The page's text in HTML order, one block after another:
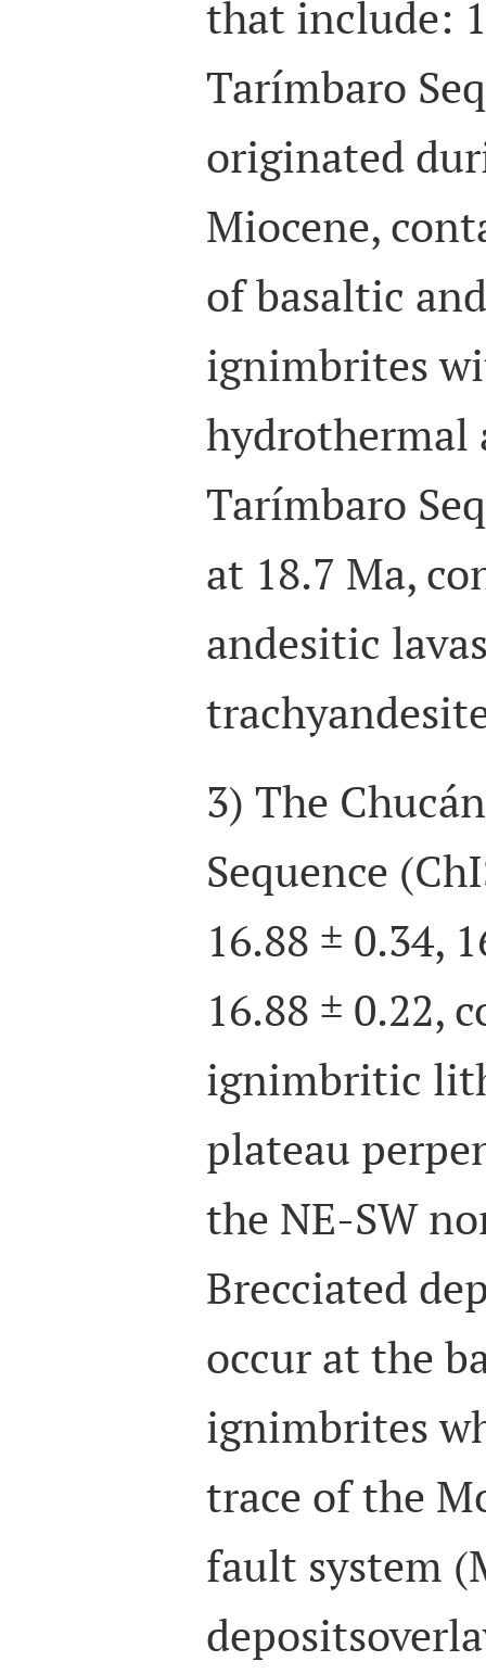
that include:
Tarímbaro
originated
Miocene,
of basaltic
ignimbrites
hydrothermal
Tarímbaro
at 18.7 Ma,
andesitic
3) The
Sequence
16.88 ± 0.34,
16.88 ± 0.22,
ignimbritic
plateau
the NE-SW
Brecciated
occur at the
ignimbrites
trace of the
fault system